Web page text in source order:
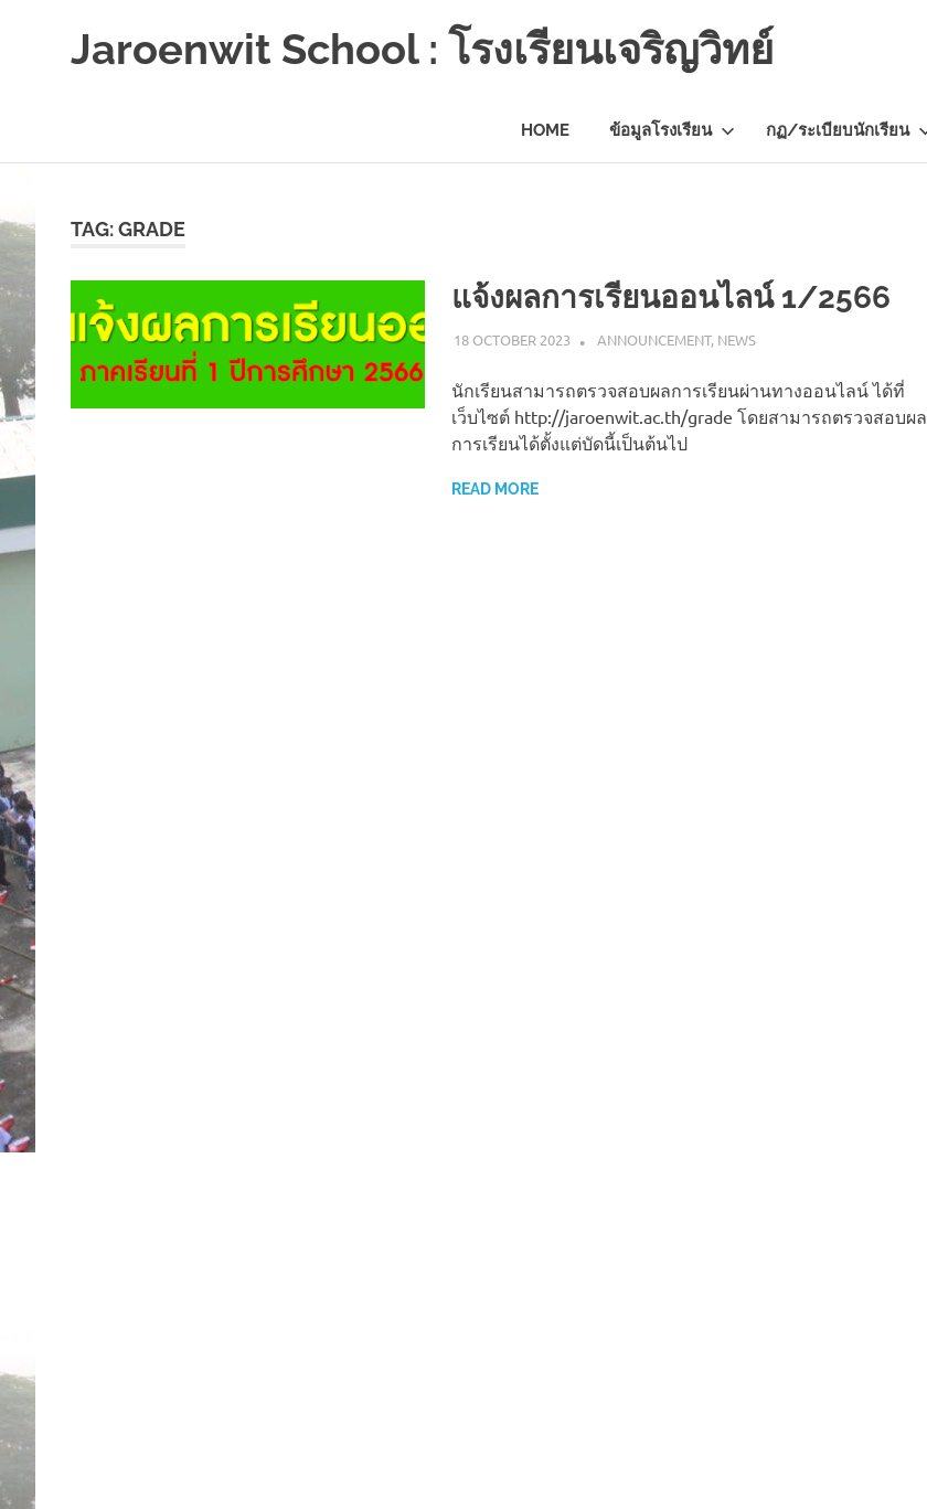
content
Jaroenwit School : โรงเรียนเจริญวิทย์
HOME ข้อมูลโรงเรียน กฏ/ระเบียบนักเรียน
TAG:GRADE
แจ้งผลการเรียนออนไลน์ 1/2566
18 OCTOBER 2023 NAPASS
ANNOUNCEMENT, NEWS
นักเรียนสามารถตรวจสอบผลการเรียนผ่านทางออนไลน์ ได้ที่
เว็บไซต์ http://jaroenwit.ac.th/grade โดยสามารถตรวจสอบผล
การเรียนได้ตั้งแต่บัดนี้เป็นต้นไป
READ MORE